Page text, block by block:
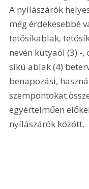
A nyílászárók
még érdekesebbé
tetősíkablak,
nevén kutyaól (3) -
síkú ablak (4)
benapozási,
szempontokat
egyértelműen
nyílászárók között.